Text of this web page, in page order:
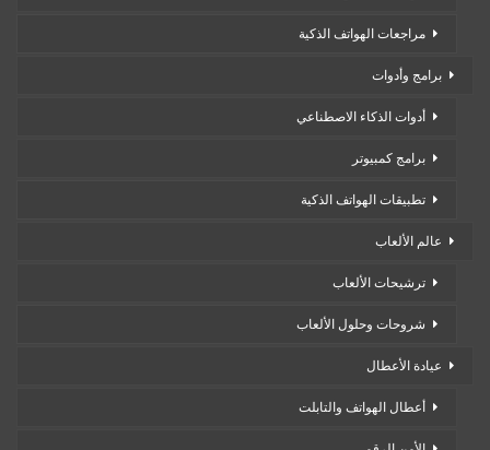
مراجعات الهواتف الذكية
برامج وأدوات
أدوات الذكاء الاصطناعي
برامج كمبيوتر
تطبيقات الهواتف الذكية
عالم الألعاب
ترشيحات الألعاب
شروحات وحلول الألعاب
عيادة الأعطال
أعطال الهواتف والتابلت